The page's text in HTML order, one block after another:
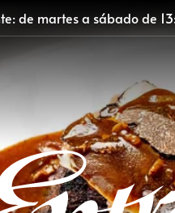
de martes a sábado de